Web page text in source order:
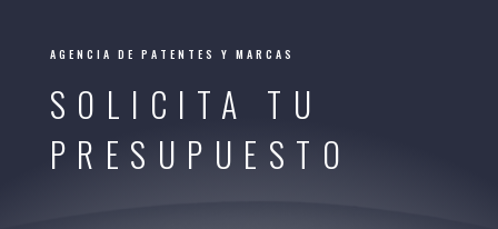
AGENCIA DE PATENTES Y MARCAS
SOLICITA TU
PRESUPUESTO